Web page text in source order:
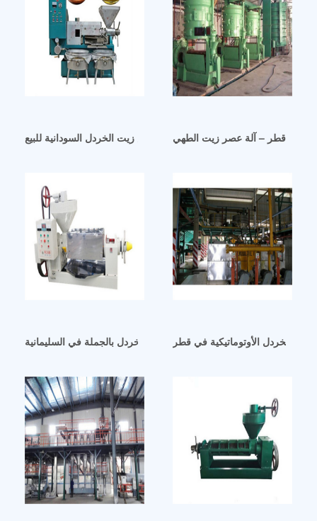
آلة استخلاص زيت الخردل السودانية للبيعفي قطر – آلة عصر زيت الطهي
ماكينة استخلاص زيت الخردل بالجملة في السليمانيةالخردل الأوتوماتيكية في قطر